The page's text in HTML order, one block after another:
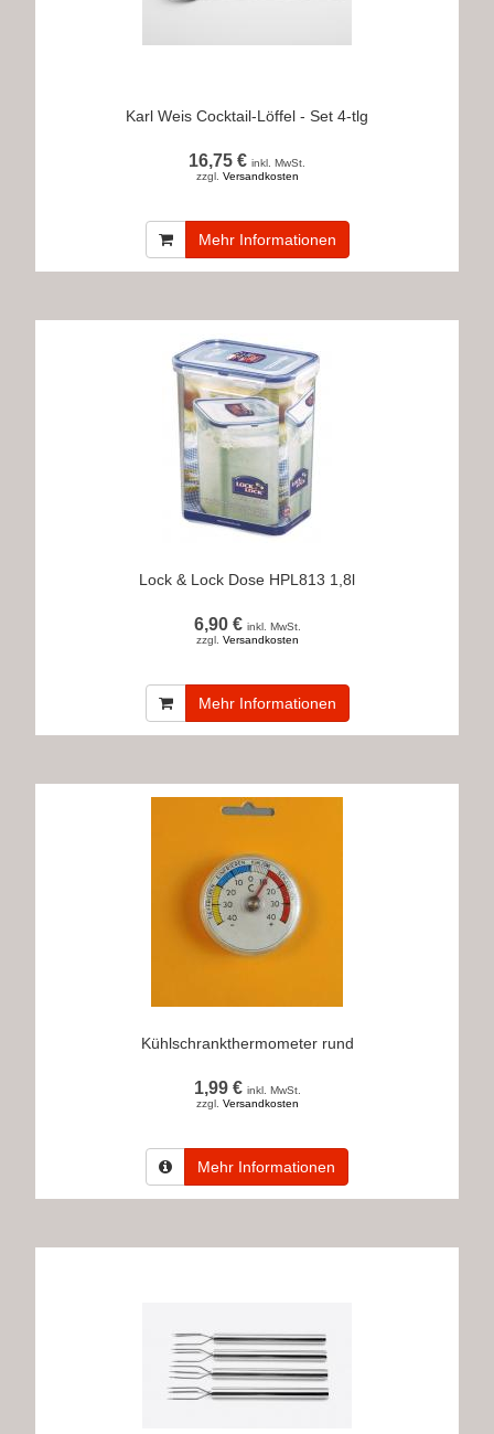
Karl Weis Cocktail-Löffel - Set 4-tlg
16,75 € inkl. MwSt.
zzgl. Versandkosten
Mehr Informationen
Lock & Lock Dose HPL813 1,8l
6,90 € inkl. MwSt.
zzgl. Versandkosten
Mehr Informationen
Kühlschrankthermometer rund
1,99 € inkl. MwSt.
zzgl. Versandkosten
Mehr Informationen